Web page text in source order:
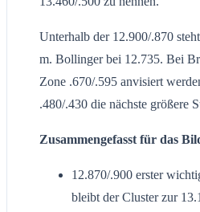
Unterhalb der 12.900/.870
m. Bollinger bei 12.735. Bei
Zone .670/.595 anvisiert
.480/.430 die nächste größere
Zusammengefasst für das
12.870/.900 erster
bleibt der Cluster zur